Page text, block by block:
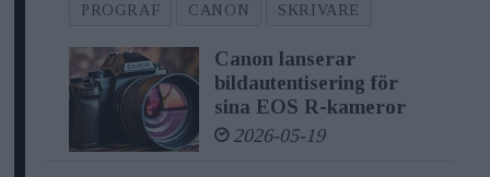
Canon lanserar en ny imagePROGRAF
GP storformatskrivarserie med 7
färger för både kommersiella och
interna utskriftsleverantörer. Serien är
PROGRAF CANON SKRIVARE
Canon lanserar
bildautentisering för
sina EOS R-kameror
2026-05-19